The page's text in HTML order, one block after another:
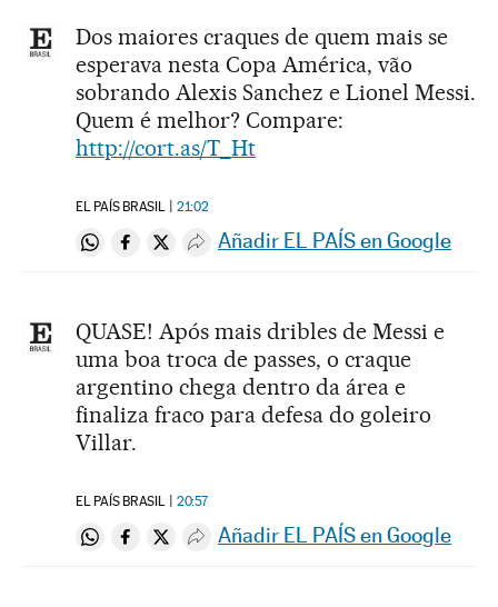
Dos maiores craques de quem mais se
esperava nesta Copa América, vão
sobrando Alexis Sanchez e Lionel Messi.
Quem é melhor? Compare:
http://cort.as/T_Ht
EL PAÍS BRASIL 21:02
Compartir en Whatsapp
Compartir en Facebook
Compartir en Twitter
Desplegar Redes Sociales
Añadir EL PAÍS en Google
QUASE! Após mais dribles de Messi e
uma boa troca de passes, o craque
argentino chega dentro da área e
finaliza fraco para defesa do goleiro
Villar.
EL PAÍS BRASIL 20:57
Compartir en Whatsapp
Compartir en Facebook
Compartir en Twitter
Desplegar Redes Sociales
Añadir EL PAÍS en Google